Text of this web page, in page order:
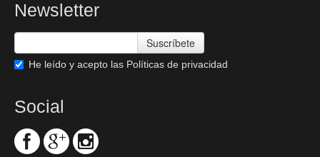
Newsletter
Suscríbete
He leído y acepto las Políticas de privacidad
Social